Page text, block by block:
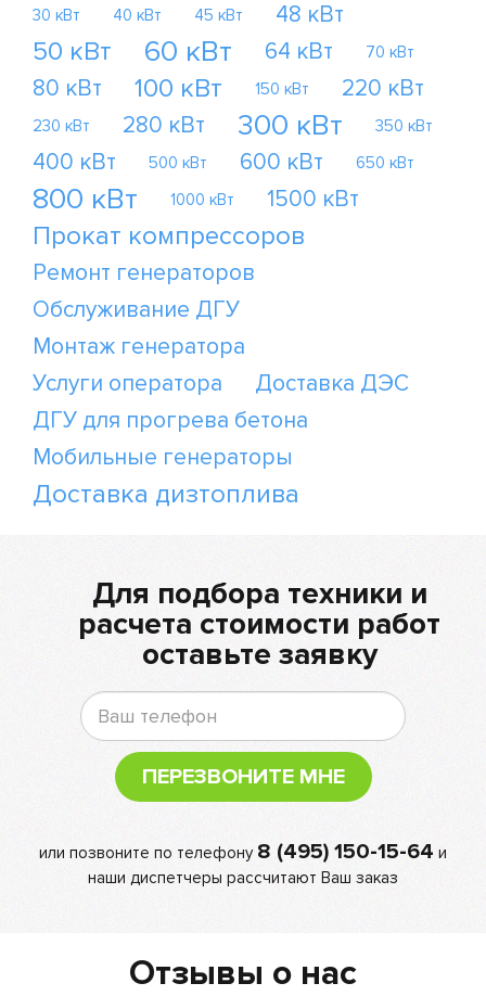
30 кВт 40 кВт 45 кВт 48 кВт
50 кВт 60 кВт 64 кВт 70 кВт
80 кВт 100 кВт 150 кВт 220 кВт
230 кВт 280 кВт 300 кВт 350 кВт
400 кВт 500 кВт 600 кВт 650 кВт
800 кВт 1000 кВт 1500 кВт
Прокат компрессоров
Ремонт генераторов
Обслуживание ДГУ
Монтаж генератора
Услуги оператора
Доставка ДЭС
ДГУ для прогрева бетона
Мобильные генераторы
Доставка дизтоплива
Для подбора техники и
расчета стоимости работ
оставьте заявку
ПЕРЕЗВОНИТЕ МНЕ
или позвоните по телефону 8 (495) 150-15-64 и
наши диспетчеры рассчитают Ваш заказ
Отзывы о нас